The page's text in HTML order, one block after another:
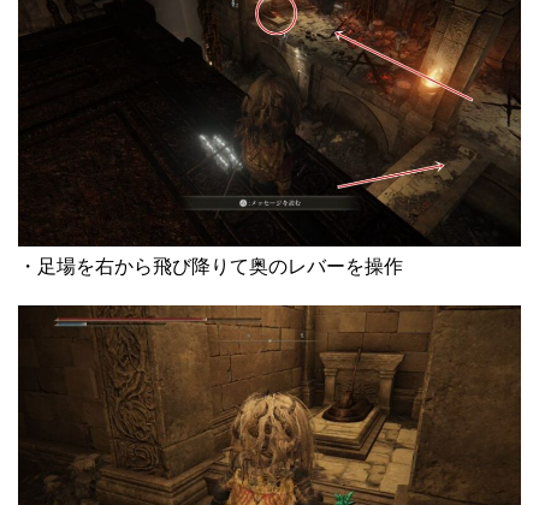
・足場を右から飛び降りて奥のレバーを操作